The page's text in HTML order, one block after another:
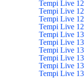
Tempi Live
Tempi Live
Tempi Live
Tempi Live
Tempi Live
Tempi Live
Tempi Live
Tempi Live
Tempi Live
Tempi Live